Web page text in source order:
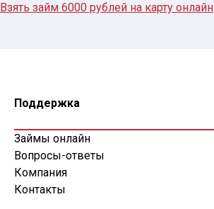
Взять займ 6000 рублей на карту онлайн
Поддержка
Займы онлайн
Вопросы-ответы
Компания
Контакты